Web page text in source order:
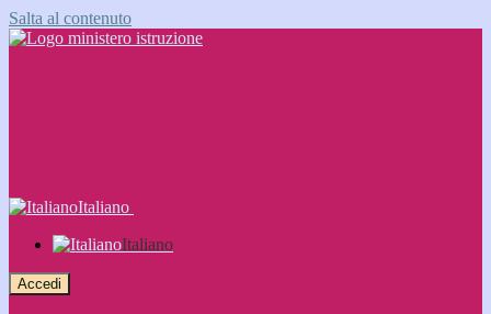
Salta al contenuto
Italiano
Italiano
Accedi